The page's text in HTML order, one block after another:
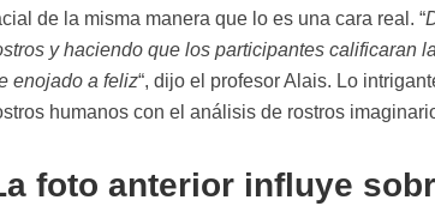
de la misma manera que lo es una cara real. “
y haciendo que los participantes calificaran
enojado a feliz“, dijo el profesor Alais. Lo
humanos con el análisis de rostros
foto anterior influye